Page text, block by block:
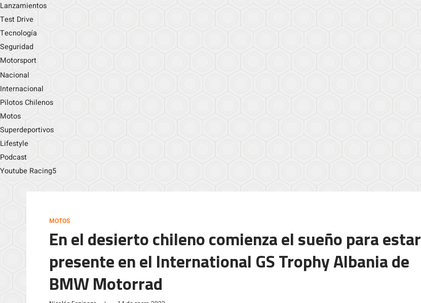
Lanzamientos
Test Drive
Tecnología
Seguridad
Motorsport
Nacional
Internacional
Pilotos Chilenos
Motos
Superdeportivos
Lifestyle
Podcast
Youtube Racing5
MOTOS
En el desierto chileno comienza el sueño para estar
presente en el International GS Trophy Albania de
BMW Motorrad